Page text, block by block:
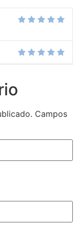
Campos